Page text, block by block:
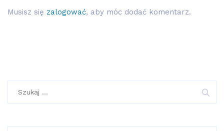
Musisz się zalogować, aby móc dodać komentarz.